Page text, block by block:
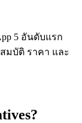
5 อันดับแรก
บัติ ราคา และ